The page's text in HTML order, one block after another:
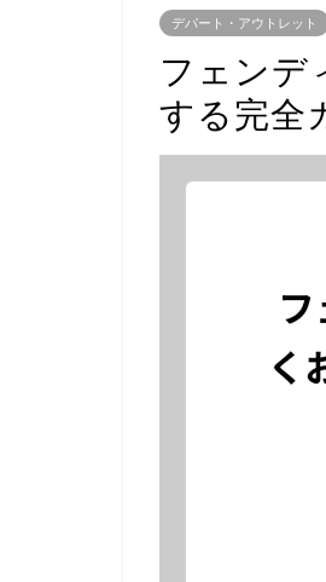
デパート・アウトレット
フェンデ
する完全